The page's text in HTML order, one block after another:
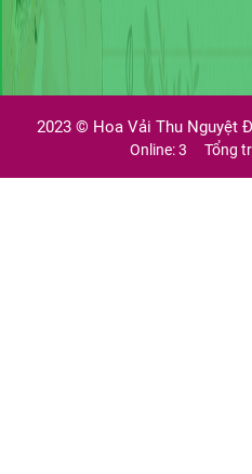
2023 © Hoa Vải Thu Nguyệt
Online: 3 Tổng